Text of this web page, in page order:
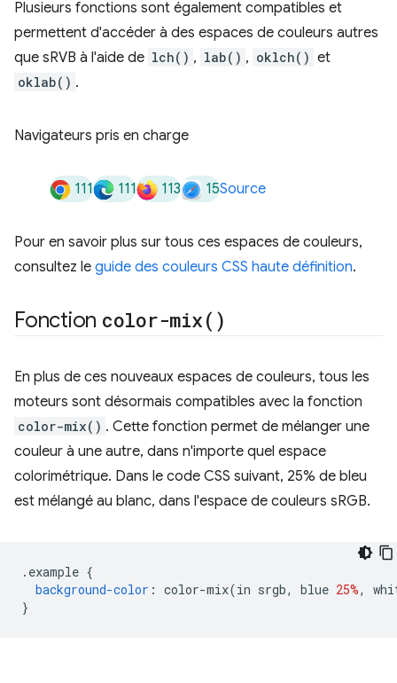
Plusieurs fonctions sont également compatibles et
permettent d'accéder à des espaces de couleurs autres
que sRVB à l'aide de lch() , lab() , oklch() et
oklab() .
Navigateurs pris en charge
111 111 113 15Source
Pour en savoir plus sur tous ces espaces de couleurs,
consultez le guide des couleurs CSS haute définition.
Fonction color-mix( )
En plus de ces nouveaux espaces de couleurs, tous les
moteurs sont désormais compatibles avec la fonction
color-mix() . Cette fonction permet de mélanger une
couleur à une autre, dans n'importe quel espace
colorimétrique. Dans le code CSS suivant, 25% de bleu
est mélangé au blanc, dans l'espace de couleurs sRGB.
. example {
background-color : color-mix(in srgb, blue 25%,
}